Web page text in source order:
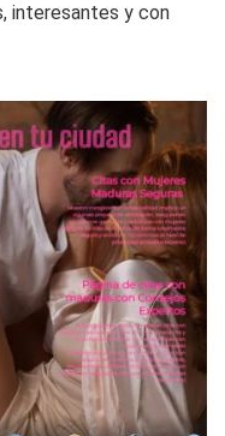
interesantes y con